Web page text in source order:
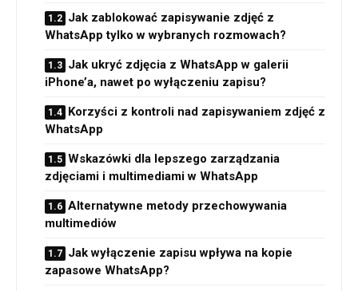
Jak zablokować zapisywanie zdjęć z
WhatsApp tylko w wybranych rozmowach?
Jak ukryć zdjęcia z WhatsApp w galerii
iPhone’a, nawet po wyłączeniu zapisu?
Korzyści z kontroli nad zapisywaniem zdjęć z
WhatsApp
Wskazówki dla lepszego zarządzania
zdjęciami i multimediami w WhatsApp
Alternatywne metody przechowywania
multimediów
Jak wyłączenie zapisu wpływa na kopie
zapasowe WhatsApp?